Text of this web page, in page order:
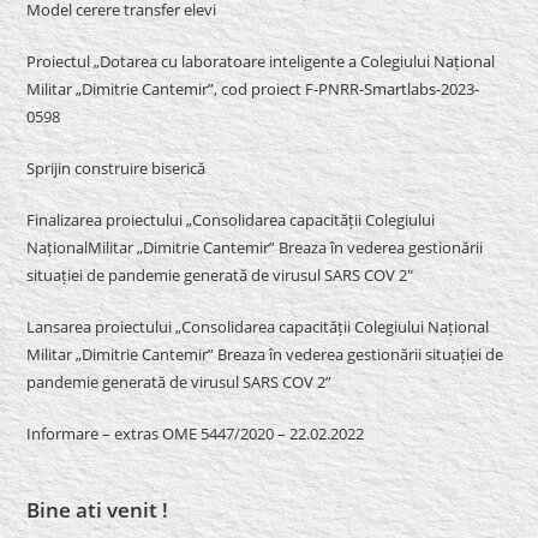
Model cerere transfer elevi
Proiectul „Dotarea cu laboratoare inteligente a Colegiului Național
Militar „Dimitrie Cantemir”, cod proiect F-PNRR-Smartlabs-2023-
0598
Sprijin construire biserică
Finalizarea proiectului „Consolidarea capacității Colegiului
NaționalMilitar „Dimitrie Cantemir” Breaza în vederea gestionării
situației de pandemie generată de virusul SARS COV 2″
Lansarea proiectului „Consolidarea capacității Colegiului Național
Militar „Dimitrie Cantemir” Breaza în vederea gestionării situației de
pandemie generată de virusul SARS COV 2”
Informare – extras OME 5447/2020 – 22.02.2022
Bine ati venit !